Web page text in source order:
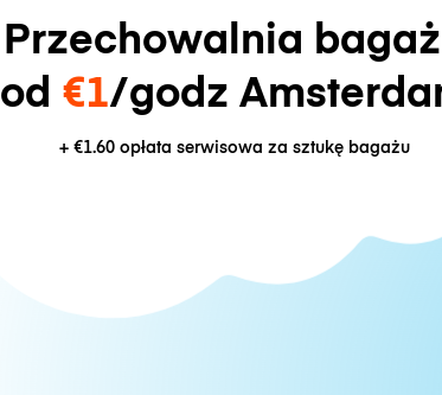
Przechowalnia
od €1/godz
+ €1.60 opłata serwisowa za sztukę bagażu